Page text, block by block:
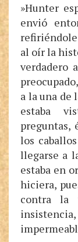
»Hunter
envió
al oír la
verdadero
a la una de
estaba
preguntas,
los
llegarse a
estaba en
hiciera,
contra la